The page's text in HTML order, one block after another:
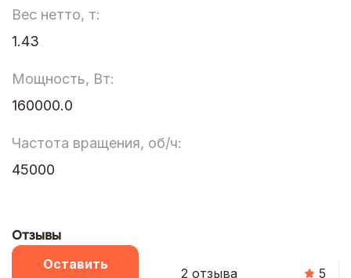
Вес нетто, т:
1.43
Мощность, Вт:
160000.0
Частота вращения, об/ч:
45000
Отзывы
5
2 отзыва
Оставить